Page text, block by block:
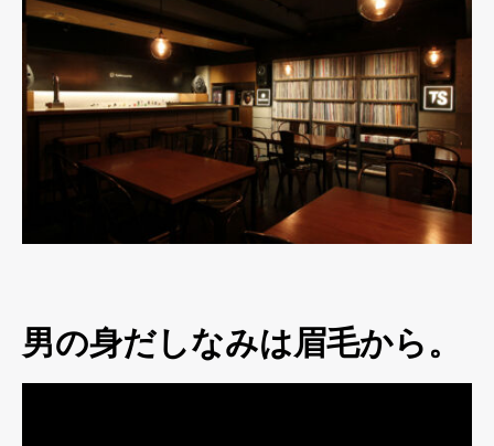
男の身だしなみは眉毛から。